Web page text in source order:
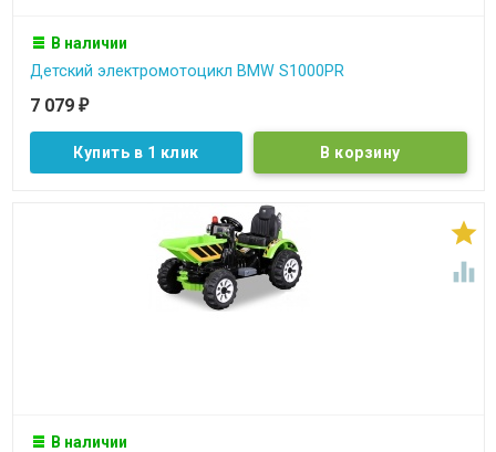
В наличии
Детский электромотоцикл BMW S1000PR
7 079 ₽
Купить в 1 клик


В наличии